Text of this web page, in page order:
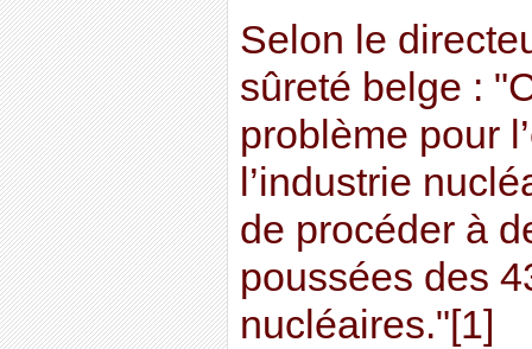
Selon le
sûreté belge :
problème pour
l’industrie
de procéder à
poussées des
nucléaires."[1]